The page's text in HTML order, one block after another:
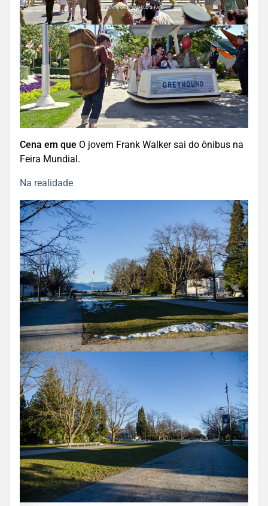
Cena em que O jovem Frank Walker sai do ônibus na
Feira Mundial.
Na realidade